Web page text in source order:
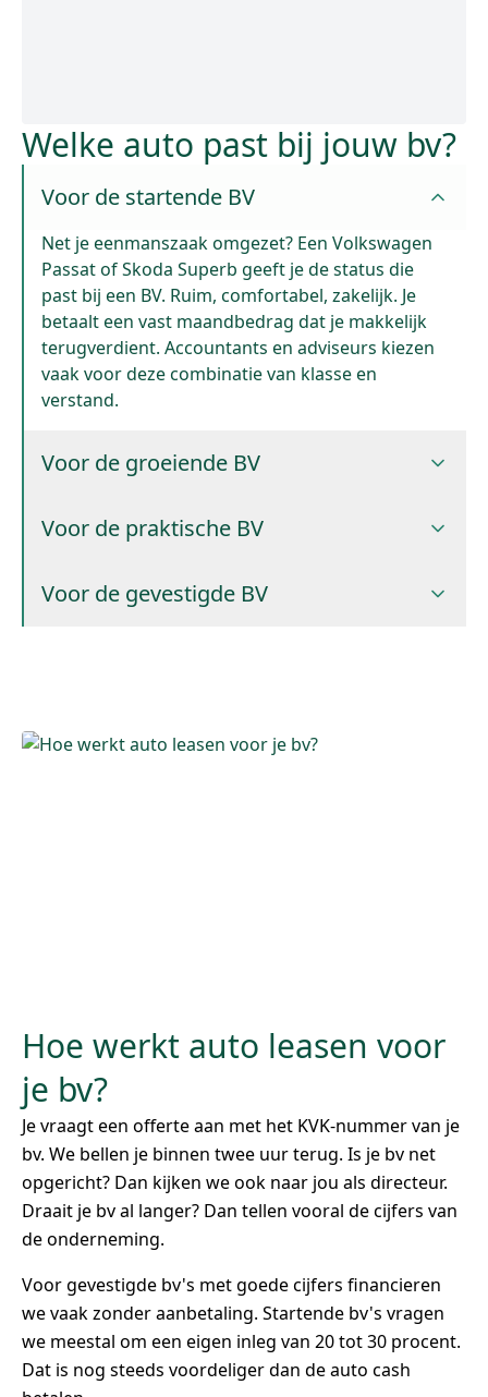
Welke auto past bij jouw bv?
Voor de startende BV
Net je eenmanszaak omgezet? Een Volkswagen
Passat of Skoda Superb geeft je de status die
past bij een BV. Ruim, comfortabel, zakelijk. Je
betaalt een vast maandbedrag dat je makkelijk
terugverdient. Accountants en adviseurs kiezen
vaak voor deze combinatie van klasse en
verstand.
Voor de groeiende BV
Voor de praktische BV
Voor de gevestigde BV
Hoe werkt auto leasen voor
je bv?
Je vraagt een offerte aan met het KVK-nummer van je
bv. We bellen je binnen twee uur terug. Is je bv net
opgericht? Dan kijken we ook naar jou als directeur.
Draait je bv al langer? Dan tellen vooral de cijfers van
de onderneming.
Voor gevestigde bv's met goede cijfers financieren
we vaak zonder aanbetaling. Startende bv's vragen
we meestal om een eigen inleg van 20 tot 30 procent.
Dat is nog steeds voordeliger dan de auto cash